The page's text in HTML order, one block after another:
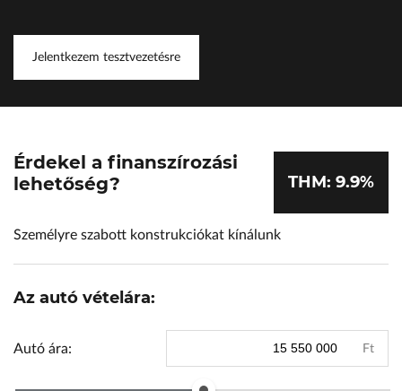
Jelentkezem tesztvezetésre
Érdekel a finanszírozási
lehetőség?
THM: 9.9%
Személyre szabott konstrukciókat kínálunk
Az autó vételára:
Autó ára: Ft